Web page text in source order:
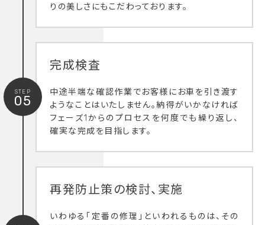
りの美しさにもこだわっております。
STEP
05
完成検査
中途半端な確認作業でお客様にお車を引き渡す
ようなことはいたしません。納得がいかなければ
フェーズ1からのプロセスを何度でも繰り返し、
確実な完成を目指します。
再発防止策の検討、実施
いわゆる「定番の修理」といわれるものは、その